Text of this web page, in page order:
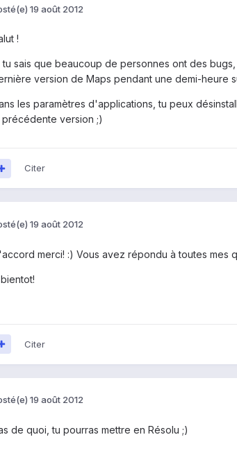
19 août 2012
!
tu sais que beaucoup de personnes ont des
version de Maps pendant une demi-heure
les paramètres d'applications, tu peux
précédente version ;)
Citer
19 août 2012
merci! :) Vous avez répondu à toutes mes
Citer
19 août 2012
de quoi, tu pourras mettre en Résolu ;)